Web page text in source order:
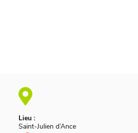
Lieu :
Saint-Julien d’Ance